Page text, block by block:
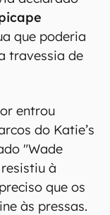
que poderia
travessia de
entrou
do Katie’s
"Wade
à
que os
às pressas.